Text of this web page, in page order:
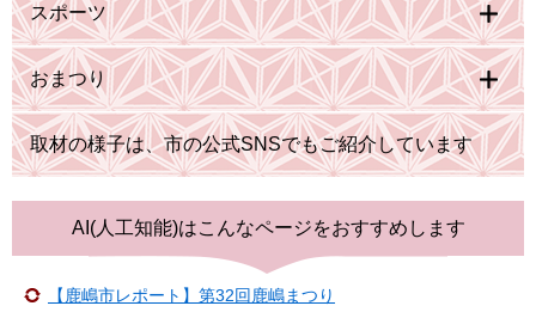
スポーツ
おまつり
取材の様子は、市の公式SNSでもご紹介しています
AI(人工知能)はこんなページをおすすめします
【鹿嶋市レポート】第32回鹿嶋まつり